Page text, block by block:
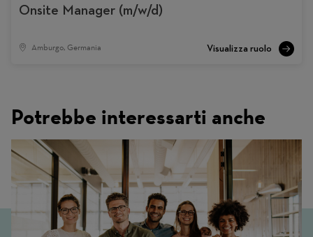
Onsite Manager (m/w/d)
Amburgo, Germania
Potrebbe interessarti anche